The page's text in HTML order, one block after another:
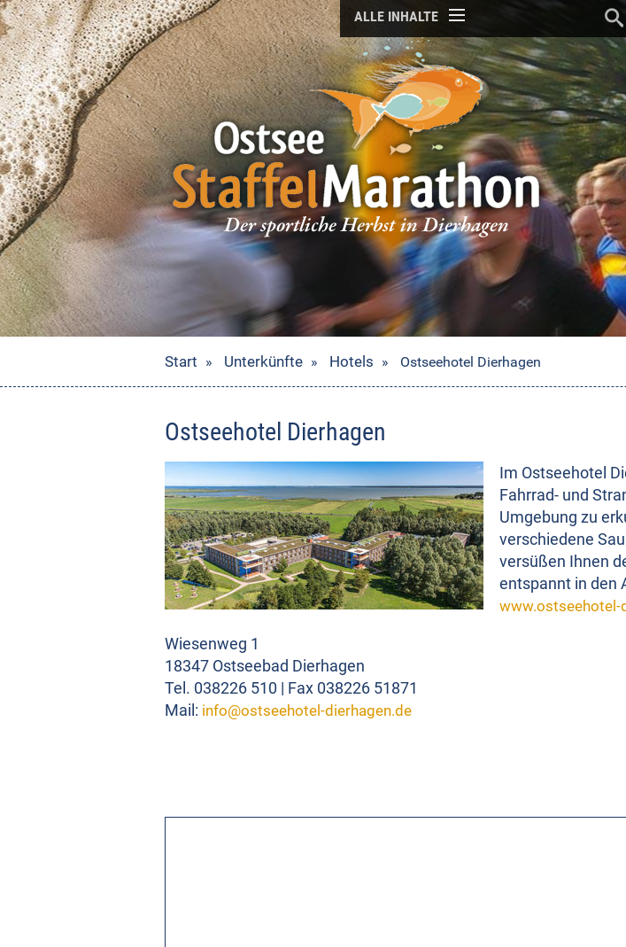
ALLE INHALTE
Start Unterkünfte Hotels Ostseehotel Dierhagen
Ostseehotel Dierhagen
Im Ostseehotel
Fahrrad- und
Umgebung zu
verschiedene
versüßen Ihnen
entspannt in den
www.ostseehotel-
Wiesenweg 1
18347 Ostseebad Dierhagen
Tel. 038226 510 | Fax 038226 51871
Mail: info@ostseehotel-dierhagen.de